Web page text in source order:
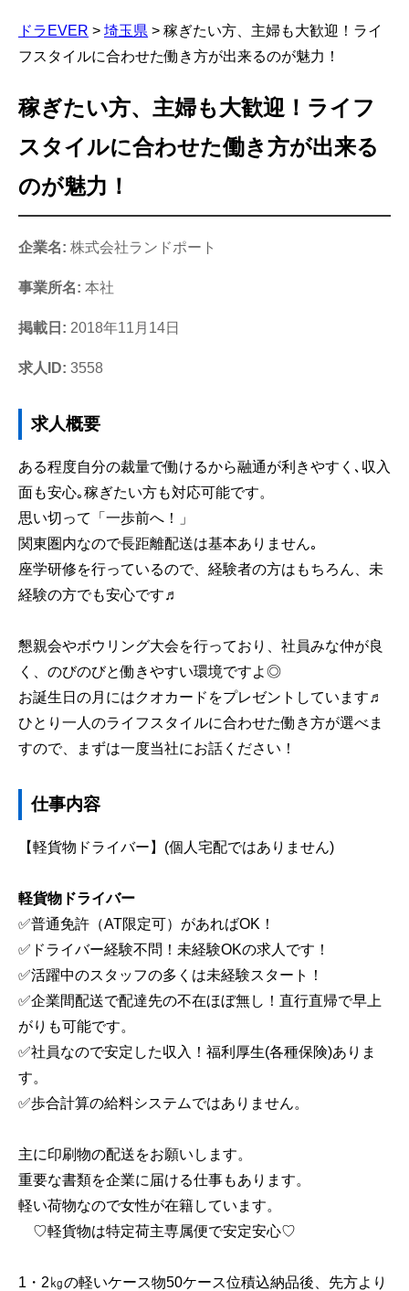
ドラEVER > 埼玉県 > 稼ぎたい方、主婦も大歓迎！ライ
フスタイルに合わせた働き方が出来るのが魅力！
稼ぎたい方、主婦も大歓迎！ライフ
スタイルに合わせた働き方が出来る
のが魅力！
企業名: 株式会社ランドポート
事業所名: 本社
掲載日: 2018年11月14日
求人ID: 3558
求人概要
ある程度自分の裁量で働けるから融通が利きやすく､収入
面も安心｡稼ぎたい方も対応可能です。
思い切って「一歩前へ！」
関東圏内なので長距離配送は基本ありません｡
座学研修を行っているので、経験者の方はもちろん、未
経験の方でも安心です♬
懇親会やボウリング大会を行っており、社員みな仲が良
く、のびのびと働きやすい環境ですよ◎
お誕生日の月にはクオカードをプレゼントしています♬
ひとり一人のライフスタイルに合わせた働き方が選べま
すので、まずは一度当社にお話ください！
仕事内容
【軽貨物ドライバー】(個人宅配ではありません)
軽貨物ドライバー
✅普通免許（AT限定可）があればOK！
✅ドライバー経験不問！未経験OKの求人です！
✅活躍中のスタッフの多くは未経験スタート！
✅企業間配送で配達先の不在ほぼ無し！直行直帰で早上
がりも可能です。
✅社員なので安定した収入！福利厚生(各種保険)ありま
す。
✅歩合計算の給料システムではありません。
主に印刷物の配送をお願いします。
重要な書類を企業に届ける仕事もあります。
軽い荷物なので女性が在籍しています。
♡軽貨物は特定荷主専属便で安定安心♡
1・2㎏の軽いケース物50ケース位積込納品後、先方より